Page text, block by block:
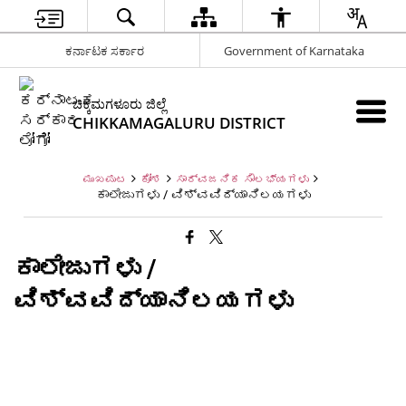
ಕರ್ನಾಟಕ ಸರ್ಕಾರ Government of Karnataka
ಚಿಕ್ಕಮಗಳೂರು ಜಿಲ್ಲೆ
CHIKKAMAGALURU DISTRICT
ಮುಖಪುಟ ಕೋಶ ಸಾರ್ವಜನಿಕ ಸೌಲಭ್ಯಗಳು
ಕಾಲೇಜುಗಳು / ವಿಶ್ವವಿದ್ಯಾನಿಲಯಗಳು
ಕಾಲೇಜುಗಳು /
ವಿಶ್ವವಿದ್ಯಾನಿಲಯಗಳು